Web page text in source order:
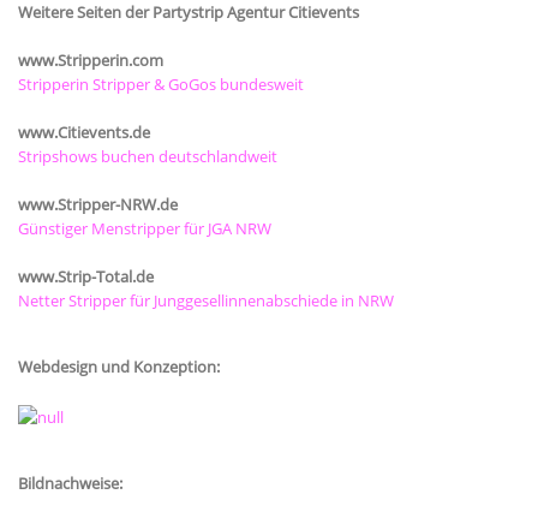
Weitere Seiten der Partystrip Agentur Citievents
www.Stripperin.com
Stripperin Stripper & GoGos bundesweit
www.Citievents.de
Stripshows buchen deutschlandweit
www.Stripper-NRW.de
Günstiger Menstripper für JGA NRW
www.Strip-Total.de
Netter Stripper für Junggesellinnenabschiede in NRW
Webdesign und Konzeption:
Bildnachweise: